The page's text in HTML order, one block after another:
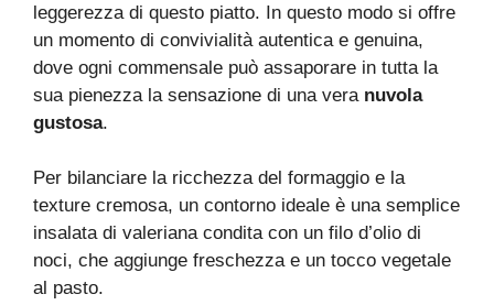
leggerezza di questo piatto. In questo modo si offre
un momento di convivialità autentica e genuina,
dove ogni commensale può assaporare in tutta la
sua pienezza la sensazione di una vera nuvola
gustosa.
Per bilanciare la ricchezza del formaggio e la
texture cremosa, un contorno ideale è una semplice
insalata di valeriana condita con un filo d’olio di
noci, che aggiunge freschezza e un tocco vegetale
al pasto.